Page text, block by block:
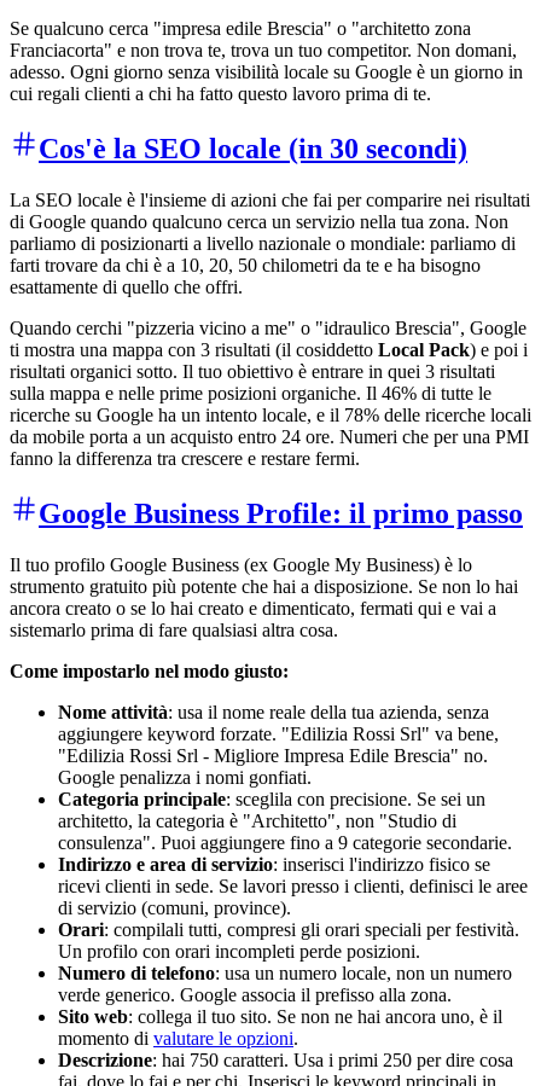
Se qualcuno cerca "impresa edile Brescia" o "architetto zona
Franciacorta" e non trova te, trova un tuo competitor. Non domani,
adesso. Ogni giorno senza visibilità locale su Google è un giorno in
cui regali clienti a chi ha fatto questo lavoro prima di te.
Cos'è la SEO locale (in 30 secondi)
La SEO locale è l'insieme di azioni che fai per comparire nei risultati
di Google quando qualcuno cerca un servizio nella tua zona. Non
parliamo di posizionarti a livello nazionale o mondiale: parliamo di
farti trovare da chi è a 10, 20, 50 chilometri da te e ha bisogno
esattamente di quello che offri.
Quando cerchi "pizzeria vicino a me" o "idraulico Brescia", Google
ti mostra una mappa con 3 risultati (il cosiddetto Local Pack) e poi i
risultati organici sotto. Il tuo obiettivo è entrare in quei 3 risultati
sulla mappa e nelle prime posizioni organiche. Il 46% di tutte le
ricerche su Google ha un intento locale, e il 78% delle ricerche locali
da mobile porta a un acquisto entro 24 ore. Numeri che per una PMI
fanno la differenza tra crescere e restare fermi.
Google Business Profile: il primo passo
Il tuo profilo Google Business (ex Google My Business) è lo
strumento gratuito più potente che hai a disposizione. Se non lo hai
ancora creato o se lo hai creato e dimenticato, fermati qui e vai a
sistemarlo prima di fare qualsiasi altra cosa.
Come impostarlo nel modo giusto:
Nome attività: usa il nome reale della tua azienda, senza
aggiungere keyword forzate. "Edilizia Rossi Srl" va bene,
"Edilizia Rossi Srl - Migliore Impresa Edile Brescia" no.
Google penalizza i nomi gonfiati.
Categoria principale: sceglila con precisione. Se sei un
architetto, la categoria è "Architetto", non "Studio di
consulenza". Puoi aggiungere fino a 9 categorie secondarie.
Indirizzo e area di servizio: inserisci l'indirizzo fisico se
ricevi clienti in sede. Se lavori presso i clienti, definisci le aree
di servizio (comuni, province).
Orari: compilali tutti, compresi gli orari speciali per festività.
Un profilo con orari incompleti perde posizioni.
Numero di telefono: usa un numero locale, non un numero
verde generico. Google associa il prefisso alla zona.
Sito web: collega il tuo sito. Se non ne hai ancora uno, è il
momento di valutare le opzioni.
Descrizione: hai 750 caratteri. Usa i primi 250 per dire cosa
fai, dove lo fai e per chi. Inserisci le keyword principali in